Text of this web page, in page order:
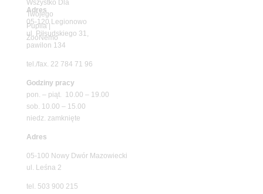
Adres
05-120 Legionowo
ul. Piłsudskiego 31,
pawilon 134
tel./fax. 22 784 71 96
Godziny pracy
pon. – piąt. 10.00 – 19.00
sob. 10.00 – 15.00
niedz. zamknięte
Adres
05-100 Nowy Dwór Mazowiecki
ul. Leśna 2
tel. 503 900 215